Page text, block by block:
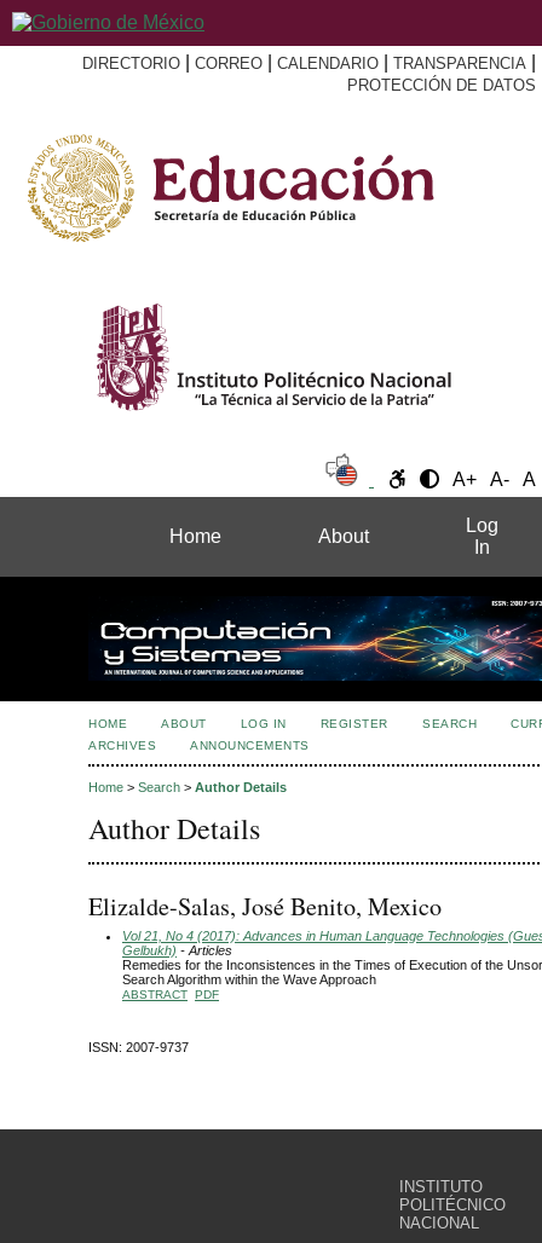
DIRECTORIO CORREO CALENDARIO TRANSPARENCIA
PROTECCIÓN DE DATOS
A+ A- A
Home About
Log
In
HOME ABOUT LOG IN REGISTER SEARCH
ARCHIVES
ANNOUNCEMENTS
Home > Search > Author Details
Author Details
Elizalde-Salas, José Benito, Mexico
Vol 21, No 4 (2017): Advances in Human Language Technologies
Gelbukh) - Articles
Remedies for the Inconsistences in the Times of Execution of the
Search Algorithm within the Wave Approach
ABSTRACT PDF
ISSN: 2007-9737
INSTITUTO
POLITÉCNICO
NACIONAL